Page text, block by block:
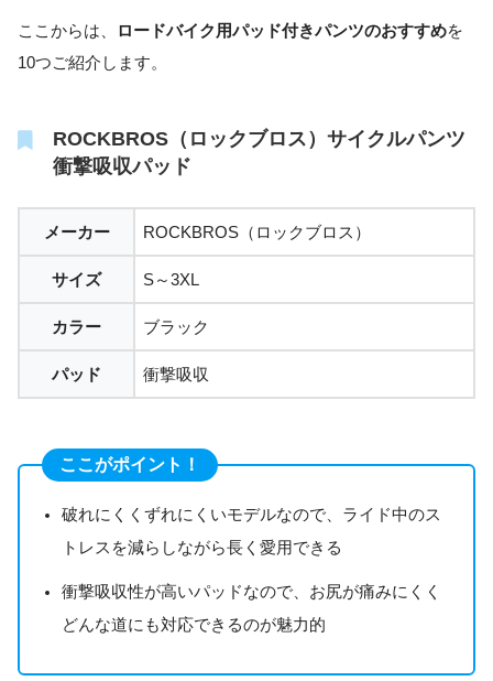
ここからは、 ロードバイク用パッド付きパンツのおすすめを
10つご紹介します。
ROCKBROS（ロックブロス）サイクルパンツ
衝撃吸収パッド
メーカー ROCKBROS（ロックブロス）
サイズ S～3XL
カラー ブラック
パッド 衝撃吸収
ここがポイント！
破れにくくずれにくいモデルなので、ライド中のス
トレスを減らしながら長く愛用できる
衝撃吸収性が高いパッドなので、お尻が痛みにくく
どんな道にも対応できるのが魅力的